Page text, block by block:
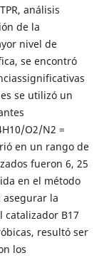
análisis
de la
nivel de
se encontró
se utilizó un
O2/N2 =
en un rango de
fueron 6, 25
en el método
la
B17
resultó ser
los